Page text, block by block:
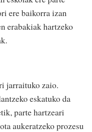
ere baikorra izan
erabakiak hartzeko
jarraituko zaio.
eskatuko da
parte hartzeari
aukeratzeko prozesu